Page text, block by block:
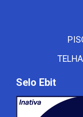
Selo Ebit